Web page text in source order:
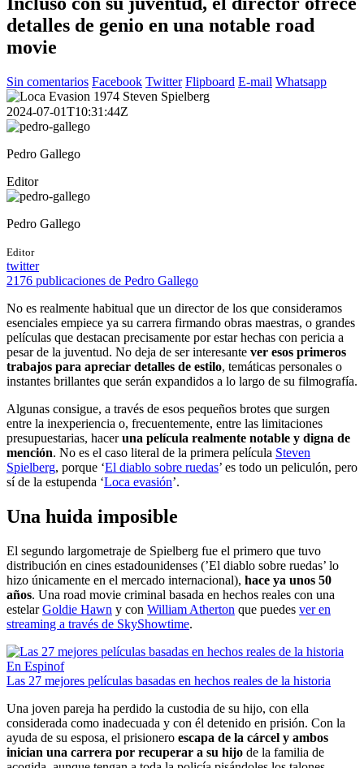
detalles de genio en una notable road
movie
Sin comentarios Facebook Twitter Flipboard E-mail Whatsapp
2024-07-01T10:31:44Z
Pedro Gallego
Editor
Pedro Gallego
Editor
twitter
2176 publicaciones de Pedro Gallego
No es realmente habitual que un director de los que consideramos
esenciales empiece ya su carrera firmando obras maestras, o grandes
películas que destacan precisamente por estar hechas con pericia a
pesar de la juventud. No deja de ser interesante ver esos primeros
trabajos para apreciar detalles de estilo, temáticas personales o
instantes brillantes que serán expandidos a lo largo de su filmografía.
Algunas consigue, a través de esos pequeños brotes que surgen
entre la inexperiencia o, frecuentemente, entre las limitaciones
presupuestarias, haceruna película realmente notable y digna de
mención. No es el caso literal de la primera película Steven
Spielberg, porque ‘El diablo sobre ruedas’ es todo un peliculón, pero
sí de la estupenda ‘Loca evasión’.
Una huida imposible
El segundo largometraje de Spielberg fue el primero que tuvo
distribución en cines estadounidenses (’El diablo sobre ruedas’ lo
hizo únicamente en el mercado internacional), hace ya unos 50
años. Una road movie criminal basada en hechos reales con una
estelarGoldie Hawn y con William Atherton que puedes ver en
streaming a través de SkyShowtime.
En Espinof
Las 27 mejores películas basadas en hechos reales de la historia
Una joven pareja ha perdido la custodia de su hijo, con ella
considerada como inadecuada y con él detenido en prisión. Con la
ayuda de su esposa, el prisionero escapa de la cárcel y ambos
inician una carrera por recuperar a su hijo de la familia de